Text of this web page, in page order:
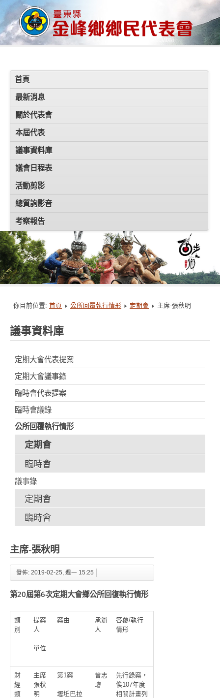
首頁
最新消息
關於代表會
本屆代表
議事資料庫
議會日程表
活動剪影
總質詢影音
考察報告
你目前位置: 首頁 公所回覆執行情形 定期會 主席-張秋明
議事資料庫
定期大會代表提案
定期大會議事錄
臨時會代表提案
臨時會議錄
公所回覆執行情形
定期會
臨時會
議事錄
定期會
臨時會
主席-張秋明
發佈: 2019-02-25, 週一 15:25
第20屆第6次定期大會鄉公所回復執行情形
類
別
提案
人
單位
案由
承辦
人
答覆/執行
情形
財
經
類
主席
張秋
明
第1案
壢坵巴拉
曾志
璿
先行錄案，
俟107年度
相關計畫列